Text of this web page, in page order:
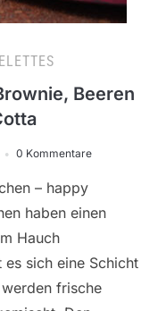
Beeren
0 Kommentare
– happy
haben einen
Hauch
sich eine Schicht
frische